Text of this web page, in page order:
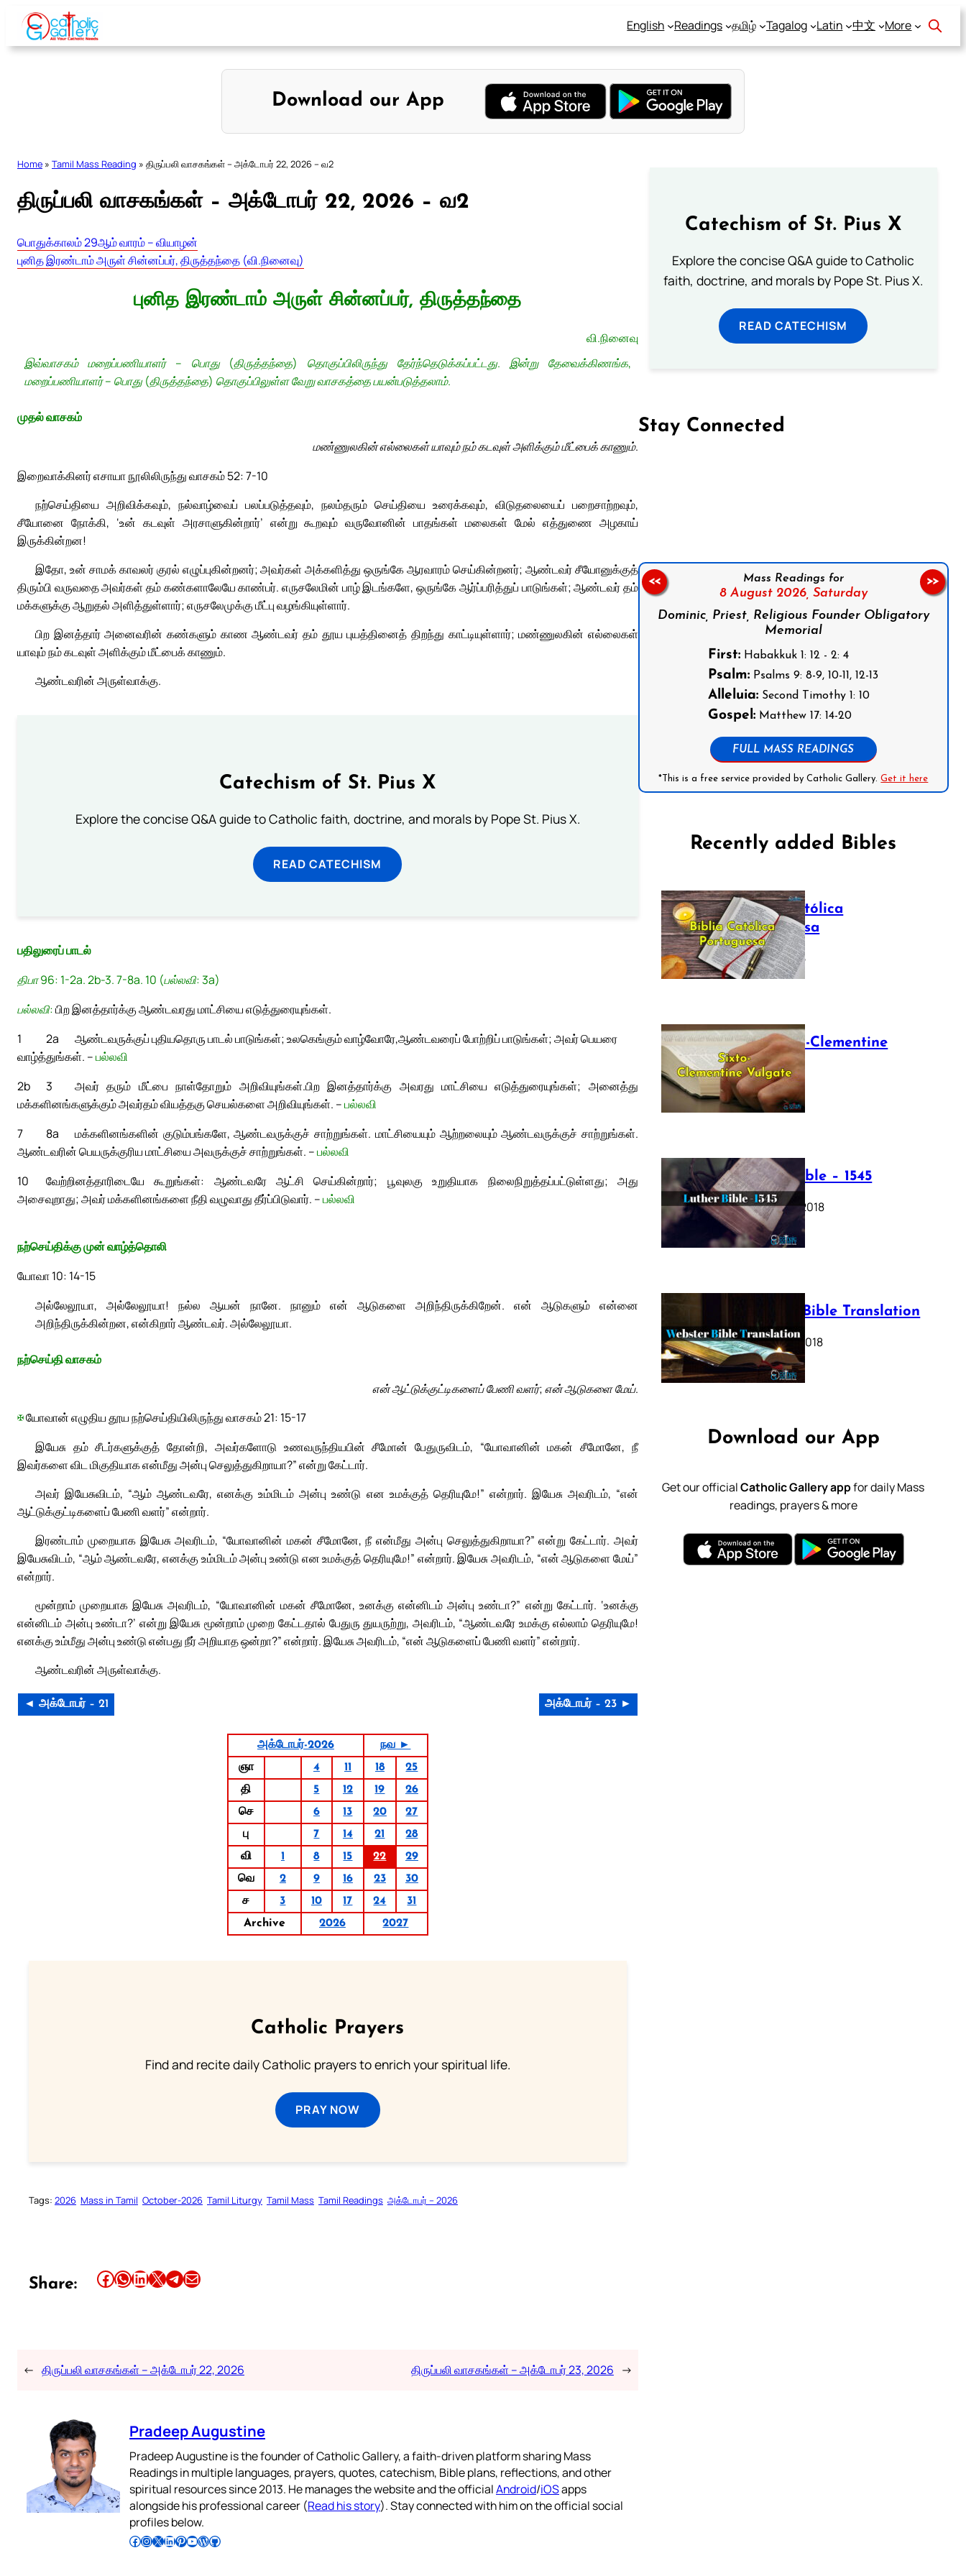
Skip
content
English Readings தமிழ் Tagalog Latin 中文 More
Download our App
Home » Tamil Mass Reading » திருப்பலி வாசகங்கள் – அக்டோபர் 22, 2026 – வ2
திருப்பலி வாசகங்கள் – அக்டோபர் 22, 2026 – வ2
பொதுக்காலம் 29ஆம் வாரம் – வியாழன்
புனித இரண்டாம் அருள் சின்னப்பர், திருத்தந்தை (வி.நினைவு)
புனித இரண்டாம் அருள் சின்னப்பர், திருத்தந்தை
வி.நினைவு
இவ்வாசகம் மறைப்பணியாளர் – பொது (திருத்தந்தை) தொகுப்பிலிருந்து தேர்ந்தெடுக்கப்பட்டது. இன்று தேவைக்கிணங்க,
மறைப்பணியாளர் – பொது (திருத்தந்தை) தொகுப்பிலுள்ள வேறு வாசகத்தை பயன்படுத்தலாம்.
முதல் வாசகம்
மண்ணுலகின் எல்லைகள் யாவும் நம் கடவுள் அளிக்கும் மீட்பைக் காணும்.
இறைவாக்கினர் எசாயா நூலிலிருந்து வாசகம் 52: 7-10
நற்செய்தியை அறிவிக்கவும், நல்வாழ்வைப் பலப்படுத்தவும், நலம்தரும் செய்தியை உரைக்கவும், விடுதலையைப் பறைசாற்றவும்,
சீயோனை நோக்கி, ‘உன் கடவுள் அரசாளுகின்றார்’ என்று கூறவும் வருவோனின் பாதங்கள் மலைகள் மேல் எத்துணை அழகாய்
இருக்கின்றன!
இதோ, உன் சாமக் காவலர் குரல் எழுப்புகின்றனர்; அவர்கள் அக்களித்து ஒருங்கே ஆரவாரம் செய்கின்றனர்; ஆண்டவர் சீயோனுக்குத்
திரும்பி வருவதை அவர்கள் தம் கண்களாலேயே காண்பர். எருசலேமின் பாழ் இடங்களே, ஒருங்கே ஆர்ப்பரித்துப் பாடுங்கள்; ஆண்டவர் தம்
மக்களுக்கு ஆறுதல் அளித்துள்ளார்; எருசலேமுக்கு மீட்பு வழங்கியுள்ளார்.
பிற இனத்தார் அனைவரின் கண்களும் காண ஆண்டவர் தம் தூய புயத்தினைத் திறந்து காட்டியுள்ளார்; மண்ணுலகின் எல்லைகள்
யாவும் நம் கடவுள் அளிக்கும் மீட்பைக் காணும்.
ஆண்டவரின் அருள்வாக்கு.
Catechism of St. Pius X
Explore the concise Q&A guide to Catholic faith, doctrine, and morals by Pope St. Pius X.
READ CATECHISM
பதிலுரைப் பாடல்
திபா 96: 1-2a. 2b-3. 7-8a. 10 (பல்லவி: 3a)
பல்லவி:பிற இனத்தார்க்கு ஆண்டவரது மாட்சியை எடுத்துரையுங்கள்.
1
ஆண்டவருக்குப் புதியதொரு பாடல் பாடுங்கள்; உலகெங்கும் வாழ்வோரே,
2a
ஆண்டவரைப் போற்றிப் பாடுங்கள்; அவர் பெயரை
வாழ்த்துங்கள். –பல்லவி
2b
அவர் தரும் மீட்பை நாள்தோறும் அறிவியுங்கள்.
3
பிற இனத்தார்க்கு அவரது மாட்சியை எடுத்துரையுங்கள்; அனைத்து
மக்களினங்களுக்கும் அவர்தம் வியத்தகு செயல்களை அறிவியுங்கள். –பல்லவி
7
மக்களினங்களின் குடும்பங்களே, ஆண்டவருக்குச் சாற்றுங்கள். மாட்சியையும் ஆற்றலையும் ஆண்டவருக்குச் சாற்றுங்கள்.
8a
ஆண்டவரின் பெயருக்குரிய மாட்சியை அவருக்குச் சாற்றுங்கள். –பல்லவி
10
வேற்றினத்தாரிடையே கூறுங்கள்: ஆண்டவரே ஆட்சி செய்கின்றார்; பூவுலகு உறுதியாக நிலைநிறுத்தப்பட்டுள்ளது; அது
அசைவுறாது; அவர் மக்களினங்களை நீதி வழுவாது தீர்ப்பிடுவார். –பல்லவி
நற்செய்திக்கு முன் வாழ்த்தொலி
யோவா 10: 14-15
அல்லேலூயா, அல்லேலூயா! நல்ல ஆயன் நானே. நானும் என் ஆடுகளை அறிந்திருக்கிறேன். என் ஆடுகளும் என்னை
அறிந்திருக்கின்றன, என்கிறார் ஆண்டவர். அல்லேலூயா.
நற்செய்தி வாசகம்
என் ஆட்டுக்குட்டிகளைப் பேணி வளர்; என் ஆடுகளை மேய்.
✠யோவான் எழுதிய தூய நற்செய்தியிலிருந்து வாசகம் 21: 15-17
இயேசு தம் சீடர்களுக்குத் தோன்றி, அவர்களோடு உணவருந்தியபின் சீமோன் பேதுருவிடம், “யோவானின் மகன் சீமோனே, நீ
இவர்களை விட மிகுதியாக என்மீது அன்பு செலுத்துகிறாயா?” என்று கேட்டார்.
அவர் இயேசுவிடம், “ஆம் ஆண்டவரே, எனக்கு உம்மிடம் அன்பு உண்டு என உமக்குத் தெரியுமே!” என்றார். இயேசு அவரிடம், “என்
ஆட்டுக்குட்டிகளைப் பேணி வளர்” என்றார்.
இரண்டாம் முறையாக இயேசு அவரிடம், “யோவானின் மகன் சீமோனே, நீ என்மீது அன்பு செலுத்துகிறாயா?” என்று கேட்டார். அவர்
இயேசுவிடம், “ஆம் ஆண்டவரே, எனக்கு உம்மிடம் அன்பு உண்டு என உமக்குத் தெரியுமே!” என்றார். இயேசு அவரிடம், “என் ஆடுகளை மேய்”
என்றார்.
மூன்றாம் முறையாக இயேசு அவரிடம், “யோவானின் மகன் சீமோனே, உனக்கு என்னிடம் அன்பு உண்டா?” என்று கேட்டார். ‘உனக்கு
என்னிடம் அன்பு உண்டா?’ என்று இயேசு மூன்றாம் முறை கேட்டதால் பேதுரு துயருற்று, அவரிடம், “ஆண்டவரே உமக்கு எல்லாம் தெரியுமே!
எனக்கு உம்மீது அன்பு உண்டு என்பது நீர் அறியாத ஒன்றா?” என்றார். இயேசு அவரிடம், “என் ஆடுகளைப் பேணி வளர்” என்றார்.
ஆண்டவரின் அருள்வாக்கு.
◄ அக்டோபர் – 21 அக்டோபர் – 23 ►
அக்டோபர்-2026
நவ ►
ஞா
4 11 18
25
தி
5 12 19
26
செ
6 13 20
27
பு
7 14 21
28
வி
1 8 15 22
29
வெ
2 9 16 23
30
ச
3 10 17 24
31
Archive
2026 2027
Catholic Prayers
Find and recite daily Catholic prayers to enrich your spiritual life.
PRAY NOW
Tags: 2026 Mass in Tamil October-2026 Tamil Liturgy Tamil Mass Tamil Readings அக்டோபர் – 2026
Share: Share this article on Facebook Share this article on WhatsApp Share this article on LinkedIn Share this article on X Share this article on TelegramEmail this Article
← திருப்பலி வாசகங்கள் – அக்டோபர் 22, 2026 திருப்பலி வாசகங்கள் – அக்டோபர் 23, 2026 →
Pradeep Augustine
Pradeep Augustine is the founder of Catholic Gallery, a faith-driven platform sharing Mass
Readings in multiple languages, prayers, quotes, catechism, Bible plans, reflections, and other
spiritual resources since 2013. He manages the website and the officialAndroid/iOSapps
alongside his professional career (Read his story). Stay connected with him on the official social
profiles below.
Follow Pradeep on Facebook Follow Pradeep on InstagramFollow Pradeep on X Follow Pradeep on LinkedIn Follow Pradeep on Pinterest Subscribe to Pradeep’s Youtube Channel Follow Pradeep on WordPress Follow Pradeep on GitHub
Catechism of St. Pius X
Explore the concise Q&A guide to Catholic
faith, doctrine, and morals by Pope St. Pius X.
READ CATECHISM
Stay Connected
Mass Readings for
8 August 2026, Saturday
Dominic, Priest, Religious Founder Obligatory
Memorial
First: Habakkuk 1: 12 - 2: 4
Psalm: Psalms 9: 8-9, 10-11, 12-13
Alleluia: Second Timothy 1: 10
Gospel: Matthew 17: 14-20
FULL MASS READINGS
*This is a free service provided by Catholic Gallery.Get it here
<< >>
Recently added Bibles
Bíblia Católica
Portuguesa
July 16, 2025
The Sixto-Clementine
Vulgate
July 12, 2025
Luther Bible – 1545
October 17, 2018
Webster Bible Translation
October 11, 2018
Download our App
Get our officialCatholic Gallery appfor daily Mass
readings, prayers & more